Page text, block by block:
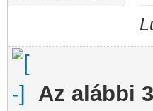
Az alábbi